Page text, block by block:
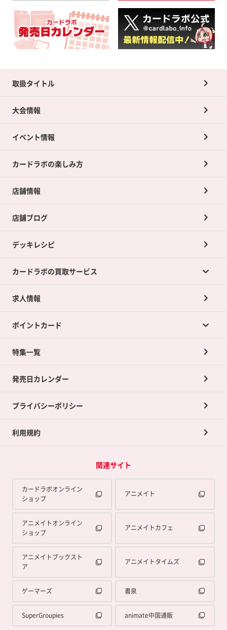
取扱タイトル
大会情報
イベント情報
カードラボの楽しみ方
店舗情報
店舗ブログ
デッキレシピ
カードラボの買取サービス
カードラボの買取サービスTOP
店舗買取について
ネット買取について
買取承諾書について
求人情報
ポイントカード
ポイントカードTOP
ポイント交換景品
特集一覧
発売日カレンダー
プライバシーポリシー
利用規約
関連サイト
カードラボオンライン
ショップ
アニメイト
アニメイトオンライン
ショップ
アニメイトカフェ
アニメイトブックスト
ア
アニメイトタイムズ
ゲーマーズ 書泉
SuperGroupies animate中国通販